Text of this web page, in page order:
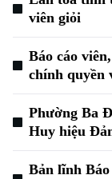
viên giỏi
Báo cáo
chính quyền
Phường Ba
Huy hiệu
Bản lĩnh